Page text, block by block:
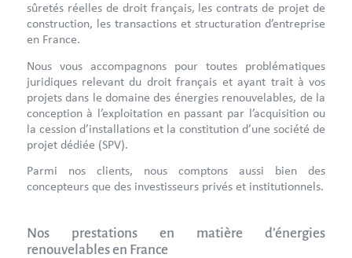
sûretés réelles de droit français, les contrats de projet de
construction, les transactions et structuration d’entreprise
en France.
Nous vous accompagnons pour toutes problématiques
juridiques relevant du droit français et ayant trait à vos
projets dans le domaine des énergies renouvelables, de la
conception à l’exploitation en passant par l’acquisition ou
la cession d’installations et la constitution d’une société de
projet dédiée (SPV).
Parmi nos clients, nous comptons aussi bien des
concepteurs que des investisseurs privés et institutionnels.
Nos prestations en matière d’énergies
renouvelables en France